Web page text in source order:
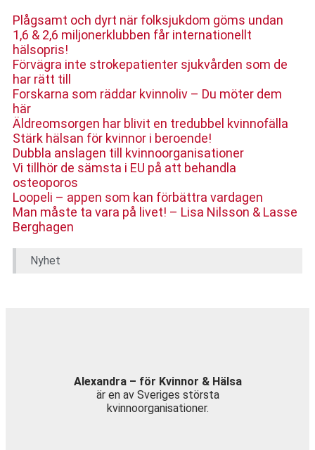
Plågsamt och dyrt när folksjukdom göms undan
1,6 & 2,6 miljonerklubben får internationellt
hälsopris!
Förvägra inte strokepatienter sjukvården som de
har rätt till
Forskarna som räddar kvinnoliv – Du möter dem
här
Äldreomsorgen har blivit en tredubbel kvinnofälla
Stärk hälsan för kvinnor i beroende!
Dubbla anslagen till kvinnoorganisationer
Vi tillhör de sämsta i EU på att behandla
osteoporos
Loopeli – appen som kan förbättra vardagen
Man måste ta vara på livet! – Lisa Nilsson & Lasse
Berghagen
Nyhet
Alexandra – för Kvinnor & Hälsa
är en av Sveriges största
kvinnoorganisationer.